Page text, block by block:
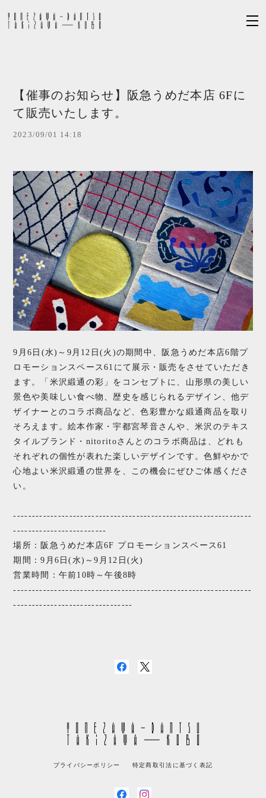
【催事のお知らせ】阪急うめだ本店 6Fに
て販売いたします。
2023/09/01 14:18
9月6日(水)～9月12日(火)の期間中、阪急うめだ本店6階プ
ロモーションスペース61にて展示・販売をさせていただき
ます。「米沢緞通の彩」をコンセプトに、山形県の美しい
景色や美味しい食べ物、歴史を感じられるデザイン、他デ
ザイナーとのコラボ商品など、色彩豊かな緞通商品を取り
そろえます。絵本作家・宇都宮琴音さんや、米沢のテキス
タイルブランド・nitoritoさんとのコラボ商品は、どれも
それぞれの個性が表れた楽しいデザインです。色鮮やかで
心地よい米沢緞通の世界を、この機会にぜひご体感くださ
い。
----------------------------------------------------------------
-------------------------
場所：阪急うめだ本店6F プロモーションスペース61
期間：9月6日(水)～9月12日(火)
営業時間：午前10時～午後8時
----------------------------------------------------------------
--------------------------------
プライバシーポリシー 特定商取引法に基づく表記